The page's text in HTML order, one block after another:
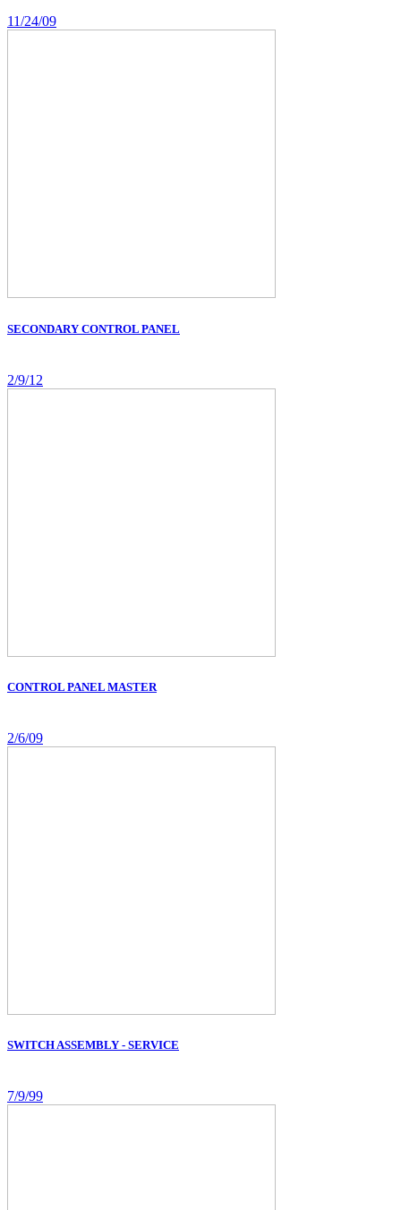
11/24/09
SECONDARY CONTROL PANEL
2/9/12
CONTROL PANEL MASTER
2/6/09
SWITCH ASSEMBLY - SERVICE
7/9/99